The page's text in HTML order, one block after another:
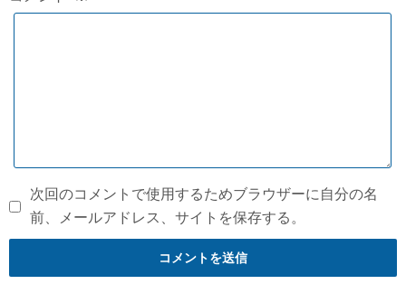
次回のコメントで使用するためブラウザーに自分の名
前、メールアドレス、サイトを保存する。